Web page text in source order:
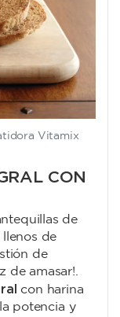
Vitamix
CON
de
de
de
de amasar!.
con harina
potencia y